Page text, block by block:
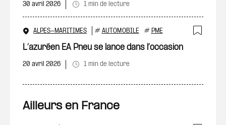
30 avril 2026 1 min de lecture
ALPES-MARITIMES # AUTOMOBILE # PME
L’azuréen EA Pneu se lance dans l’occasion
20 avril 2026 1 min de lecture
Ailleurs en France